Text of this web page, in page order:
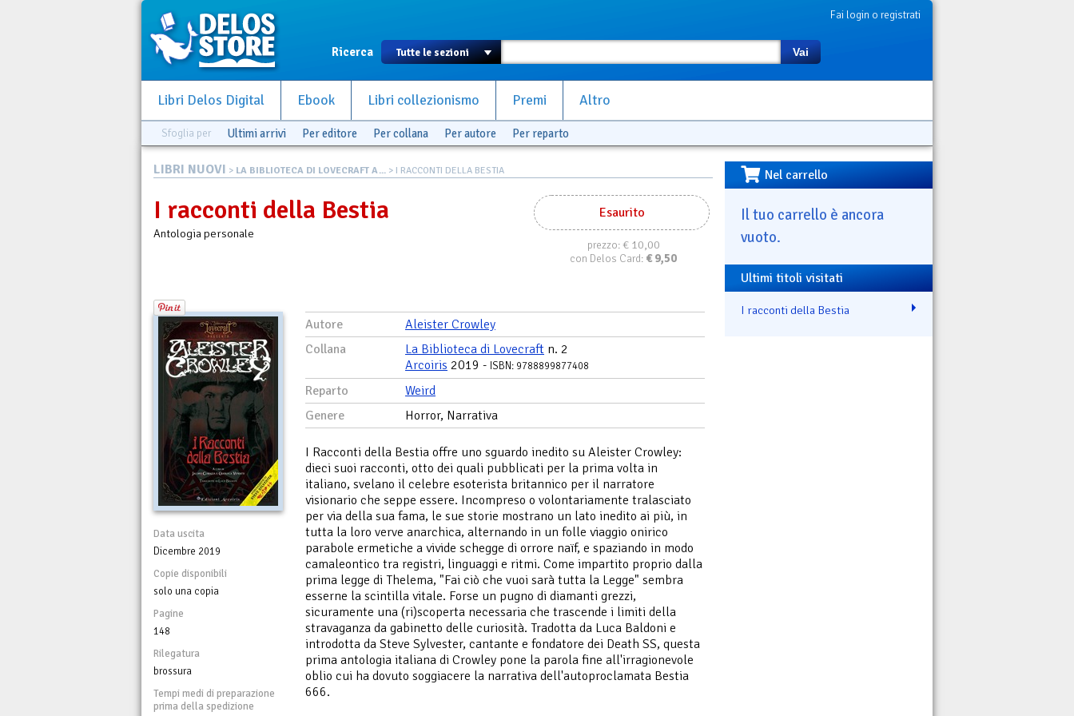
Fai login o registrati
Ricerca Vai
Libri Delos Digital Ebook Libri collezionismo Premi Altro
Sfoglia per Ultimi arrivi Per editore Per collana Per autore Per reparto
LIBRI NUOVI > LA BIBLIOTECA DI LOVECRAFT A... > I RACCONTI DELLA BESTIA
Esaurito
prezzo:€ 10,00
con Delos Card: € 9,50
I racconti della Bestia
Antologia personale
Data uscita
Dicembre 2019
Copie disponibili
solo una copia
Pagine
148
Rilegatura
brossura
Tempi medi di preparazione
prima della spedizione
Autore
Aleister Crowley
Collana
La Biblioteca di Lovecraft n. 2
Arcoiris 2019 - ISBN: 9788899877408
Reparto
Weird
Genere
Horror, Narrativa
I Racconti della Bestia offre uno sguardo inedito su Aleister Crowley:
dieci suoi racconti, otto dei quali pubblicati per la prima volta in
italiano, svelano il celebre esoterista britannico per il narratore
visionario che seppe essere. Incompreso o volontariamente tralasciato
per via della sua fama, le sue storie mostrano un lato inedito ai più, in
tutta la loro verve anarchica, alternando in un folle viaggio onirico
parabole ermetiche a vivide schegge di orrore naïf, e spaziando in modo
camaleontico tra registri, linguaggi e ritmi. Come impartito proprio dalla
prima legge di Thelema, "Fai ciò che vuoi sarà tutta la Legge" sembra
esserne la scintilla vitale. Forse un pugno di diamanti grezzi,
sicuramente una (ri)scoperta necessaria che trascende i limiti della
stravaganza da gabinetto delle curiosità. Tradotta da Luca Baldoni e
introdotta da Steve Sylvester, cantante e fondatore dei Death SS, questa
prima antologia italiana di Crowley pone la parola fine all'irragionevole
oblio cui ha dovuto soggiacere la narrativa dell'autoproclamata Bestia
666.
Nel carrello
Il tuo carrello è ancora
vuoto.
Ultimi titoli visitati
I racconti della Bestia